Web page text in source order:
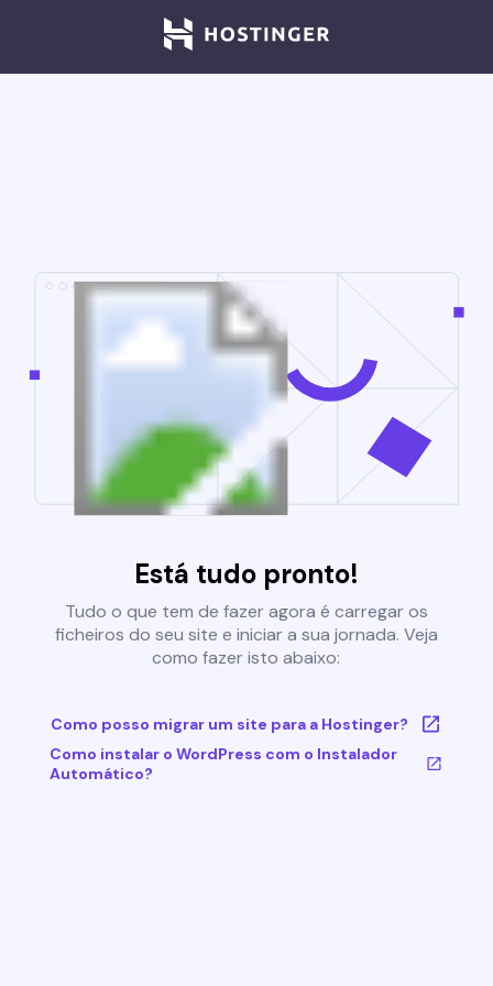
Está tudo pronto!
Tudo o que tem de fazer agora é carregar os
ficheiros do seu site e iniciar a sua jornada. Veja
como fazer isto abaixo:
Como posso migrar um site para a Hostinger?
Como instalar o WordPress com o Instalador
Automático?